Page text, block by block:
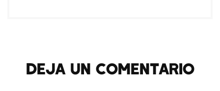
DEJA UN COMENTARIO